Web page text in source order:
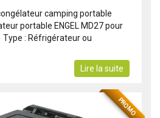
camping portable
portable ENGEL MD27 pour
: Réfrigérateur ou
Lire la suite
PROMO